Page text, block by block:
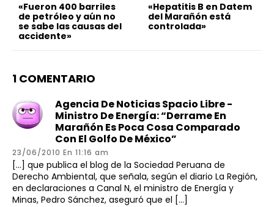
«Fueron 400 barriles
de petróleo y aún no
se sabe las causas del
accidente»
«Hepatitis B en Datem
del Marañón está
controlada»
1 COMENTARIO
Agencia De Noticias Spacio Libre -
Ministro De Energía: “Derrame En
Marañón Es Poca Cosa Comparado
Con El Golfo De México”
23/06/2010 En 11:16 am
[…] que publica el blog de la Sociedad Peruana de
Derecho Ambiental, que señala, según el diario La Región,
en declaraciones a Canal N, el ministro de Energía y
Minas, Pedro Sánchez, aseguró que el […]